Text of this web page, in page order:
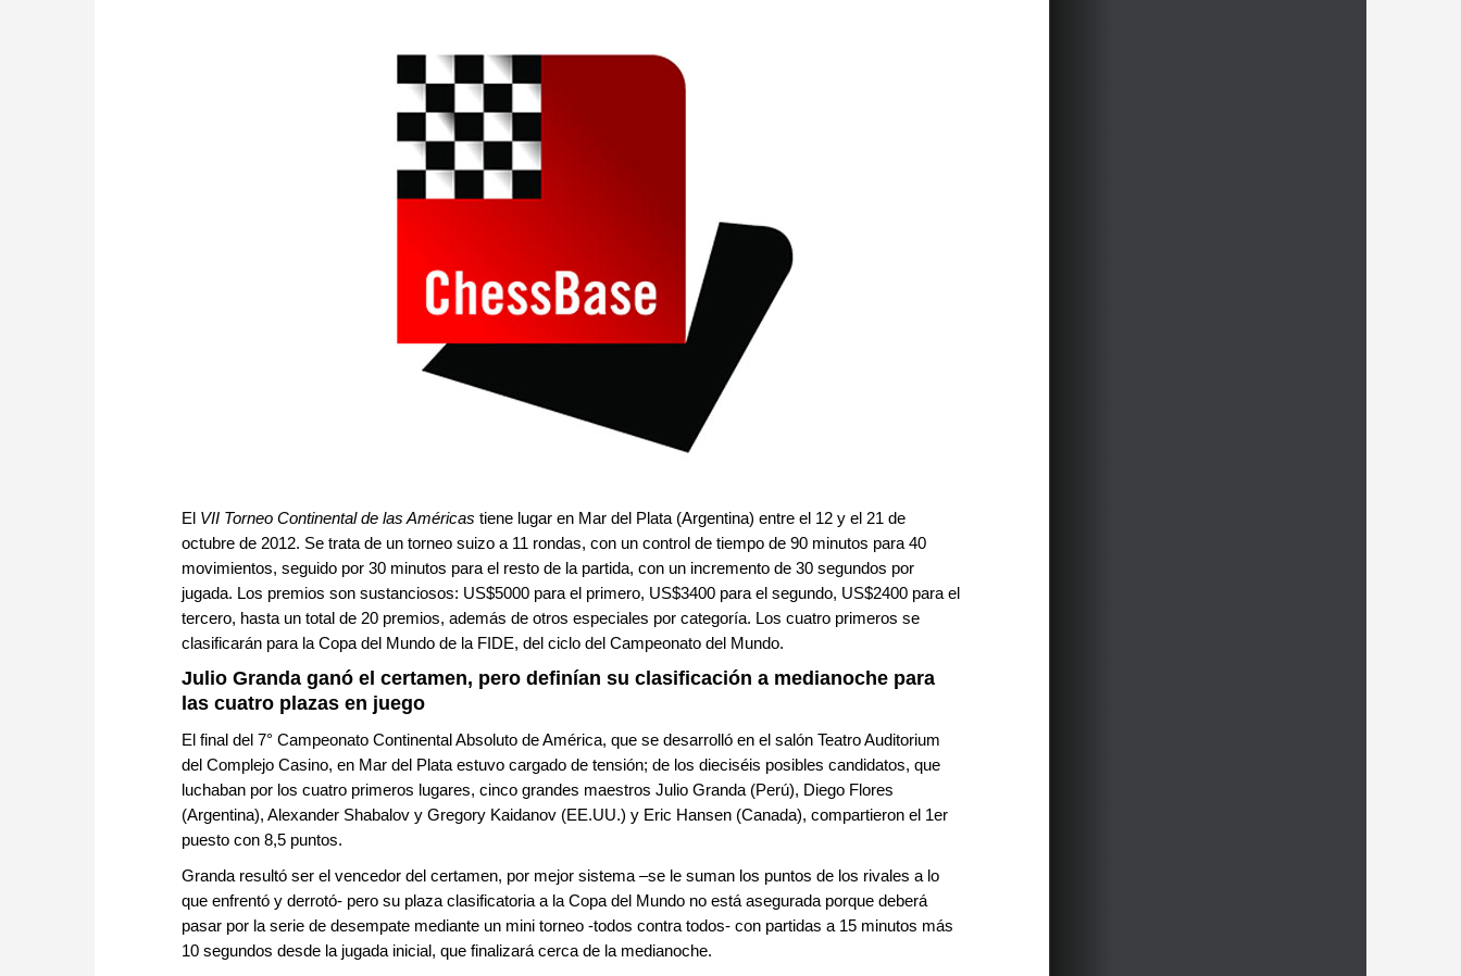
El VII Torneo Continental de las Américas tiene lugar en Mar del Plata (Argentina) entre el 12 y el 21 de
octubre de 2012. Se trata de un torneo suizo a 11 rondas, con un control de tiempo de 90 minutos para 40
movimientos, seguido por 30 minutos para el resto de la partida, con un incremento de 30 segundos por
jugada. Los premios son sustanciosos: US$5000 para el primero, US$3400 para el segundo, US$2400 para el
tercero, hasta un total de 20 premios, además de otros especiales por categoría. Los cuatro primeros se
clasificarán para la Copa del Mundo de la FIDE, del ciclo del Campeonato del Mundo.
Julio Granda ganó el certamen, pero definían su clasificación a medianoche para
las cuatro plazas en juego
El final del 7° Campeonato Continental Absoluto de América, que se desarrolló en el salón Teatro Auditorium
del Complejo Casino, en Mar del Plata estuvo cargado de tensión; de los dieciséis posibles candidatos, que
luchaban por los cuatro primeros lugares, cinco grandes maestros Julio Granda (Perú), Diego Flores
(Argentina), Alexander Shabalov y Gregory Kaidanov (EE.UU.) y Eric Hansen (Canada), compartieron el 1er
puesto con 8,5 puntos.
Granda resultó ser el vencedor del certamen, por mejor sistema –se le suman los puntos de los rivales a lo
que enfrentó y derrotó- pero su plaza clasificatoria a la Copa del Mundo no está asegurada porque deberá
pasar por la serie de desempate mediante un mini torneo -todos contra todos- con partidas a 15 minutos más
10 segundos desde la jugada inicial, que finalizará cerca de la medianoche.